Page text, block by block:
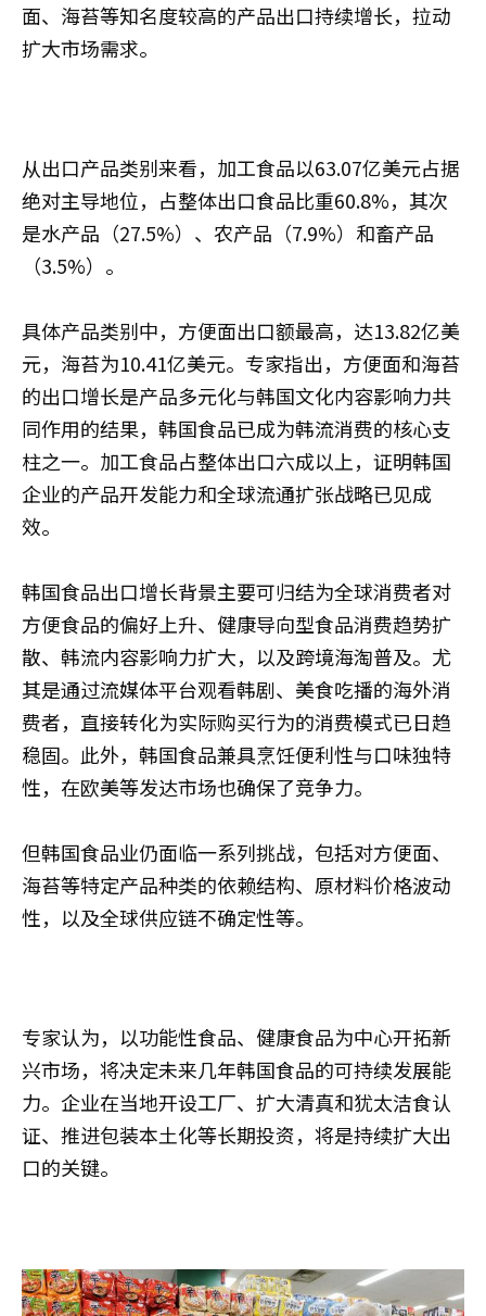
面、海苔等知名度较高的产品出口持续增长，拉动
扩大市场需求。
从出口产品类别来看，加工食品以63.07亿美元占据
绝对主导地位，占整体出口食品比重60.8%，其次
是水产品（27.5%）、农产品（7.9%）和畜产品
（3.5%）。
具体产品类别中，方便面出口额最高，达13.82亿美
元，海苔为10.41亿美元。专家指出，方便面和海苔
的出口增长是产品多元化与韩国文化内容影响力共
同作用的结果，韩国食品已成为韩流消费的核心支
柱之一。加工食品占整体出口六成以上，证明韩国
企业的产品开发能力和全球流通扩张战略已见成
效。
韩国食品出口增长背景主要可归结为全球消费者对
方便食品的偏好上升、健康导向型食品消费趋势扩
散、韩流内容影响力扩大，以及跨境海淘普及。尤
其是通过流媒体平台观看韩剧、美食吃播的海外消
费者，直接转化为实际购买行为的消费模式已日趋
稳固。此外，韩国食品兼具烹饪便利性与口味独特
性，在欧美等发达市场也确保了竞争力。
但韩国食品业仍面临一系列挑战，包括对方便面、
海苔等特定产品种类的依赖结构、原材料价格波动
性，以及全球供应链不确定性等。
专家认为，以功能性食品、健康食品为中心开拓新
兴市场，将决定未来几年韩国食品的可持续发展能
力。企业在当地开设工厂、扩大清真和犹太洁食认
证、推进包装本土化等长期投资，将是持续扩大出
口的关键。